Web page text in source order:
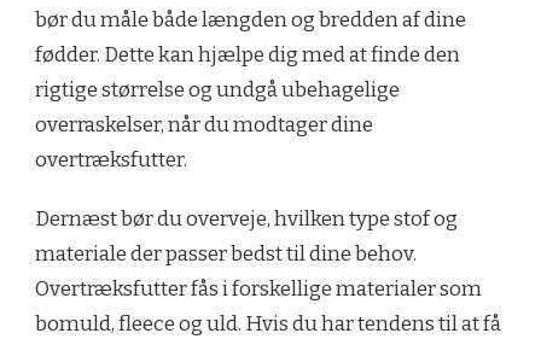
bør du måle både længden og bredden af dine
fødder. Dette kan hjælpe dig med at finde den
rigtige størrelse og undgå ubehagelige
overraskelser, når du modtager dine
overtræksfutter.
Dernæst bør du overveje, hvilken type stof og
materiale der passer bedst til dine behov.
Overtræksfutter fås i forskellige materialer som
bomuld, fleece og uld. Hvis du har tendens til at få